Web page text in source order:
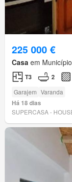
225 000 €
Casa em
T3 2
Garajem Varanda
Há 18 dias
SUPERCASA -